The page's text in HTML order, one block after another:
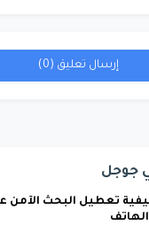
إرسال تعليق (0)
جوجل
تعطيل البحث الآمن